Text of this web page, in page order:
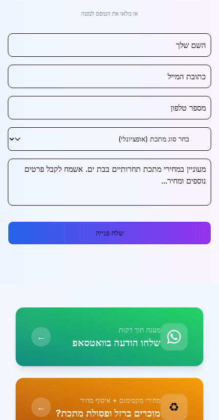
או מלאו את הטופס למטה
שלח פנייה
מענה תוך דקות
שלחו הודעה בוואטסאפ ←
♻️ מחירי מקסימום + איסוף מהיר
מוכרים ברזל ופסולת מתכת? ←